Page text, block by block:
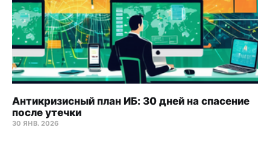
Антикризисный план ИБ: 30 дней на спасение
после утечки
30 ЯНВ. 2026